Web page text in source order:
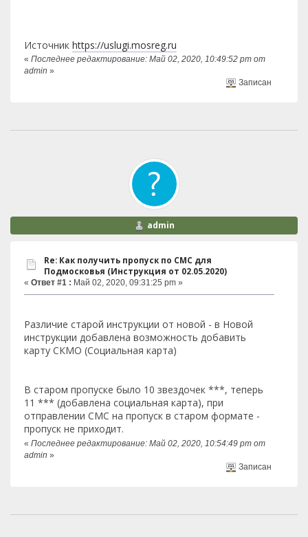
Источник https://uslugi.mosreg.ru
« Последнее редактирование: Май 02, 2020, 10:49:52 pm от
admin »
Записан
admin
Re: Как получить пропуск по СМС для
Подмосковья (Инструкция от 02.05.2020)
« Ответ #1 : Май 02, 2020, 09:31:25 pm »
Различие старой инструкции от новой - в Новой
инструкции добавлена возможность добавить
карту СКМО (Социальная карта)
В старом пропуске было 10 звездочек ***, теперь
11 *** (добавлена социальная карта), при
отправлении СМС на пропуск в старом формате -
пропуск не приходит.
« Последнее редактирование: Май 02, 2020, 10:54:49 pm от
admin »
Записан